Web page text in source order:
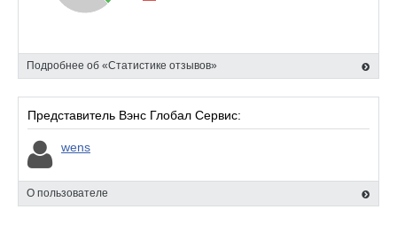
Подробнее об «Статистике отзывов»
Представитель Вэнс Глобал Сервис:
wens
О пользователе